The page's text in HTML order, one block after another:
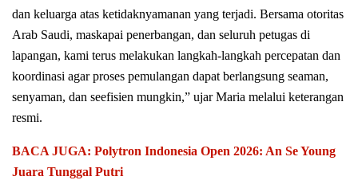
dan keluarga atas ketidaknyamanan yang terjadi. Bersama otoritas
Arab Saudi, maskapai penerbangan, dan seluruh petugas di
lapangan, kami terus melakukan langkah-langkah percepatan dan
koordinasi agar proses pemulangan dapat berlangsung seaman,
senyaman, dan seefisien mungkin,” ujar Maria melalui keterangan
resmi.
BACA JUGA: Polytron Indonesia Open 2026: An Se Young
Juara Tunggal Putri